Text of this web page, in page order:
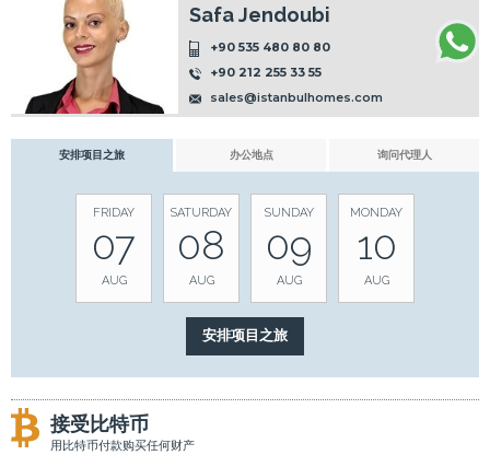
Safa Jendoubi
+90 535 480 80 80
+90 212 255 33 55
sales@istanbulhomes.com
安排项目之旅 办公地点 询问代理人
FRIDAY
07
AUG
SATURDAY
08
AUG
SUNDAY
09
AUG
MONDAY
10
AUG
接受比特币
用比特币付款购买任何财产